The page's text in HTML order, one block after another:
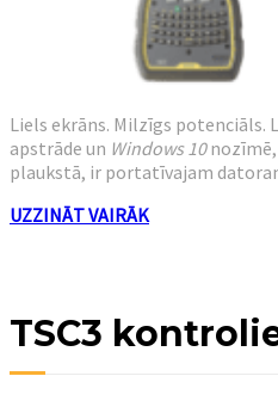
Liels ekrāns. Milzīgs potenciāls.
apstrāde un Windows 10
plaukstā, ir portatīvajam
UZZINĀT VAIRĀK
TSC3